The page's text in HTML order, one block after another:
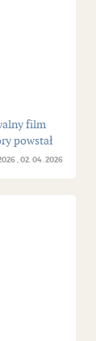
02. 04. 2026
film
powstał